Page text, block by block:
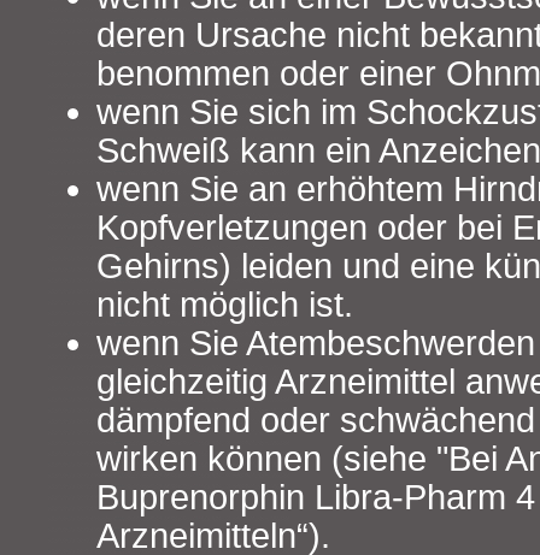
deren Ursache nicht
benommen oder einer
wenn Sie sich im
Schweiß kann ein
wenn Sie an erhöhtem
Kopfverletzungen oder bei
Gehirns) leiden und eine
nicht möglich ist.
wenn Sie
gleichzeitig Arzneimittel
dämpfend oder
wirken können (siehe "Bei
Buprenorphin Libra-Pharm
Arzneimitteln“).